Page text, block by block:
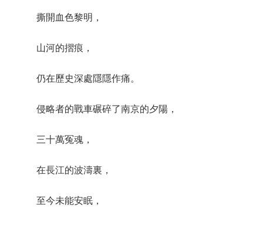
撕開血色黎明，
山河的摺痕，
仍在歷史深處隱隱作痛。
侵略者的戰車碾碎了南京的夕陽，
三十萬冤魂，
在長江的波濤裏，
至今未能安眠，